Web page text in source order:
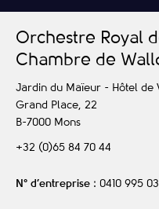
Orchestre Royal
Chambre de W
Jardin du Maïeur - Hôtel de
Grand Place, 22
B-7000 Mons
+32 (0)65 84 70 44
N° d’entreprise : 0410 995